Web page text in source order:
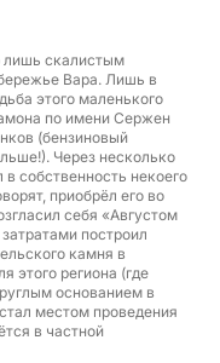
/ человек
воды
лишь скалистым
Вара. Лишь в
этого маленького
по имени Сержен
(бензиновый
Через несколько
собственность некоего
приобрёл его во
себя «Августом
построил
камня в
этого региона (где
основанием в
местом проведения
в частной